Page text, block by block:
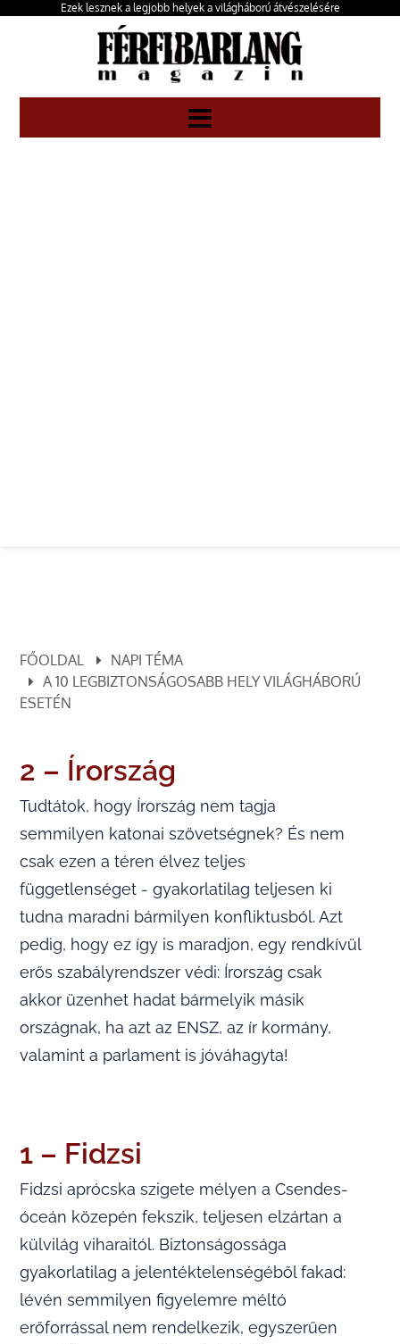
Ezek lesznek a legjobb helyek a világháború átvészelésére
FŐOLDAL
NAPI TÉMA
A 10 LEGBIZTONSÁGOSABB HELY VILÁGHÁBORÚ
ESETÉN
2 – Írország
Tudtátok, hogy Írország nem tagja
semmilyen katonai szövetségnek? És nem
csak ezen a téren élvez teljes
függetlenséget - gyakorlatilag teljesen ki
tudna maradni bármilyen konfliktusból. Azt
pedig, hogy ez így is maradjon, egy rendkívül
erős szabályrendszer védi: Írország csak
akkor üzenhet hadat bármelyik másik
országnak, ha azt az ENSZ, az ír kormány,
valamint a parlament is jóváhagyta!
1 – Fidzsi
Fidzsi aprócska szigete mélyen a Csendes-
óceán közepén fekszik, teljesen elzártan a
külvilág viharaitól. Biztonságossága
gyakorlatilag a jelentéktelenségéből fakad:
lévén semmilyen figyelemre méltó
erőforrással nem rendelkezik, egyszerűen